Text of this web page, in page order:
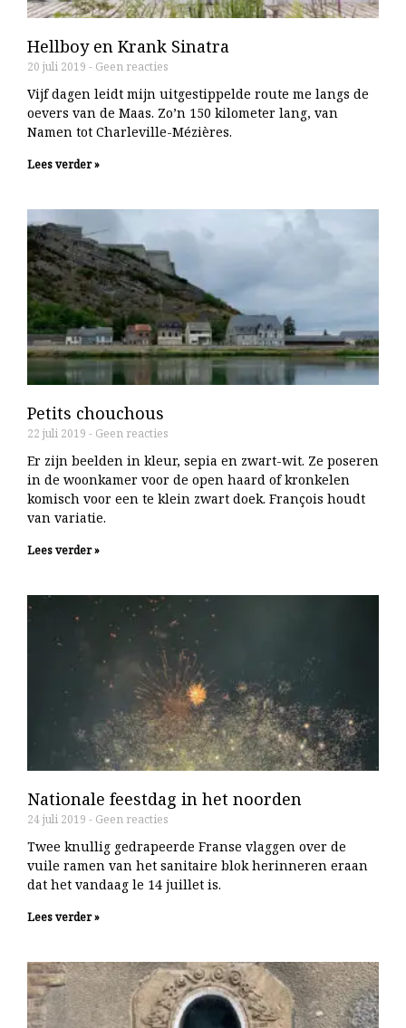
Hellboy en Krank Sinatra
20 juli 2019 Geen reacties
Vijf dagen leidt mijn uitgestippelde route me langs de
oevers van de Maas. Zo’n 150 kilometer lang, van
Namen tot Charleville-Mézières.
Lees verder »
Petits chouchous
22 juli 2019 Geen reacties
Er zijn beelden in kleur, sepia en zwart-wit. Ze poseren
in de woonkamer voor de open haard of kronkelen
komisch voor een te klein zwart doek. François houdt
van variatie.
Lees verder »
Nationale feestdag in het noorden
24 juli 2019 Geen reacties
Twee knullig gedrapeerde Franse vlaggen over de
vuile ramen van het sanitaire blok herinneren eraan
dat het vandaag le 14 juillet is.
Lees verder »